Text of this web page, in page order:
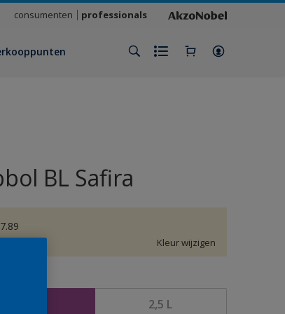
consumenten professionals
BL Safira
Kleur wijzigen
2,5 L